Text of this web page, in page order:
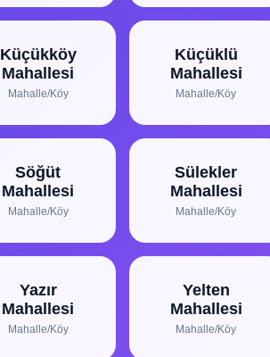
Küçükköy
Mahallesi
Mahalle/Köy
Küçüklü
Mahallesi
Mahalle/Köy
Söğüt
Mahallesi
Mahalle/Köy
Sülekler
Mahallesi
Mahalle/Köy
Yazır
Mahallesi
Mahalle/Köy
Yelten
Mahallesi
Mahalle/Köy